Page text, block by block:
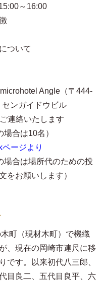
～16:00
いて
Angle（〒444-
ンガイドウビル
絡いたします
合は10名）
ージより
合は場所代のための投
をお願いします）
町（現材木町）で機織
、現在の岡崎市連尺に移
です。以来初代八三郎、
目良二、五代目良平、六